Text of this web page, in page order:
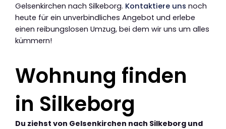
Gelsenkirchen nach Silkeborg. Kontaktiere uns noch
heute für ein unverbindliches Angebot und erlebe
einen reibungslosen Umzug, bei dem wir uns um alles
kümmern!
Wohnung finden
in Silkeborg
Du ziehst von Gelsenkirchen nach Silkeborg und